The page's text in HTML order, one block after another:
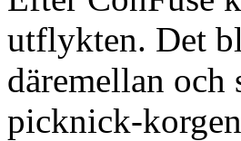
utflykten. Det
däremellan
picknick-